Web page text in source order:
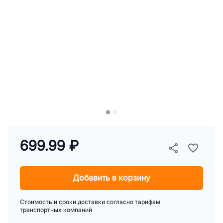
699.99 ₽
Добавить в корзину
Стоимость и сроки доставки согласно тарифам
транспортных компаний